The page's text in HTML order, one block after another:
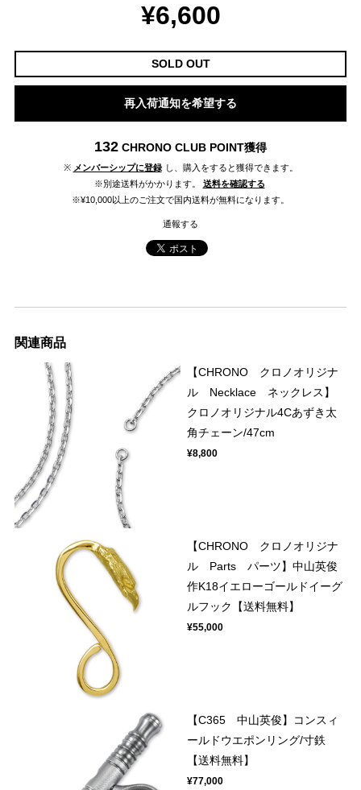
¥6,600
SOLD OUT
再入荷通知を希望する
132 CHRONO CLUB POINT獲得
※ メンバーシップに登録 し、購入をすると獲得できます。
※別途送料がかかります。
送料を確認する
※¥10,000以上のご注文で国内送料が無料になります。
通報する
関連商品
【CHRONO クロノオリジナ
ル Necklace ネックレス】
クロノオリジナル4Cあずき太
角チェーン/47cm
¥8,800
【CHRONO クロノオリジナ
ル Parts パーツ】中山英俊
作K18イエローゴールドイーグ
ルフック【送料無料】
¥55,000
【C365 中山英俊】コンスィ
ールドウエポンリング/寸鉄
【送料無料】
¥77,000